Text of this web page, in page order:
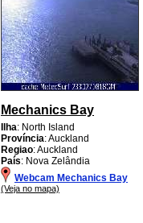
Mechanics Bay
Ilha: North Island
Província: Auckland
Regiao: Auckland
País: Nova Zelândia
Webcam Mechanics Bay
(Veja no mapa)